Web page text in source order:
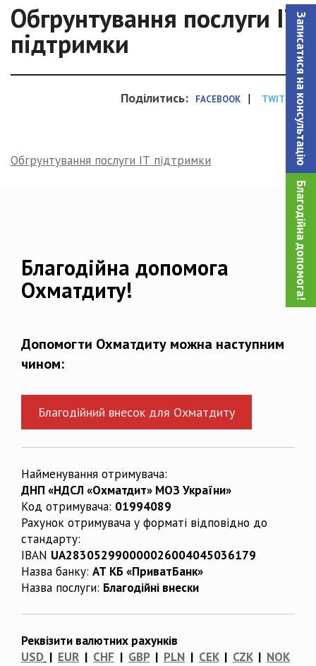
Записатися на консультацiю
Благодійна допомога!
Обгрунтування послуги ІТ
підтримки
Поділитись: FACEBOOK | TWITTER
Обгрунтування послуги ІТ підтримки
Благодійна допомога
Охматдиту!
Допомогти Охматдиту можна наступним
чином:
Благодійний внесок для Охматдиту
Найменування отримувача:
ДНП «НДСЛ «Охматдит» МОЗ України»
Код отримувача: 01994089
Рахунок отримувача у форматі відповідно до
стандарту:
IBAN UA283052990000026004045036179
Назва банку: АТ КБ «ПриватБанк»
Назва послуги: Благодійні внески
Реквізити валютних рахунків
USD | EUR | CHF | GBP| PLN | CEK| CZK| NOK